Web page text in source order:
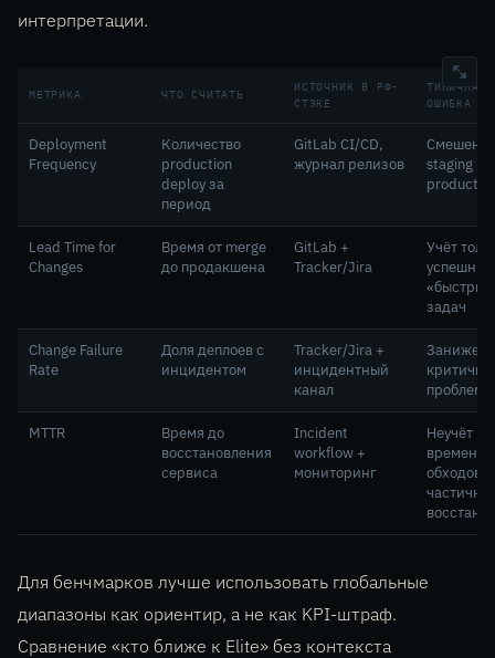
интерпретации.
МЕТРИКА ЧТО СЧИТАТЬ
ИСТОЧНИК В РФ-
СТЭКЕ
ТИПИЧНАЯ
ОШИБКА
Deployment
Frequency
Количество
production
deploy за
период
GitLab CI/CD,
журнал релизов
staging и
Lead Time for
Changes
Время от merge
до продакшена
GitLab +
Tracker/Jira
Учёт
успешных
задач
Change Failure
Rate
Доля деплоев с
инцидентом
Tracker/Jira +
инцидентный
канал
проблем
MTTR
Время до
восстановления
сервиса
Incident
workflow +
мониторинг
Неучёт
обходов
Для бенчмарков лучше использовать глобальные
диапазоны как ориентир, а не как KPI-штраф.
Сравнение «кто ближе к Elite» без контекста